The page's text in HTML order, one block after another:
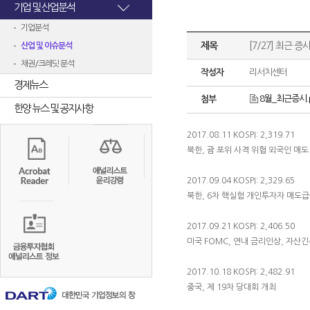
기업 및 산업분석
기업분석
산업 및 이슈분석
채권/크레딧 분석
경제뉴스
한양 뉴스 및 공지사항
제목 [7/27] 최근 증
작성자 리서치센터
첨부 8월_최근증시
2017.08.11 KOSPI: 2,319.71
북한, 괌 포위 사격 위협 외국인 매도
2017.09.04 KOSPI: 2,329.65
북한, 6차 핵실험 개인투자자 매도
2017.09.21 KOSPI: 2,406.50
미국 FOMC, 연내 금리인상, 자산
2017.10.18 KOSPI: 2,482.91
중국, 제 19차 당대회 개최